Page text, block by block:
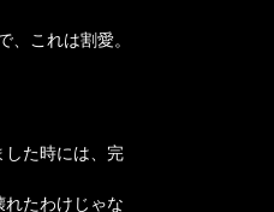
、これは割愛。
した時には、完
れたわけじゃな